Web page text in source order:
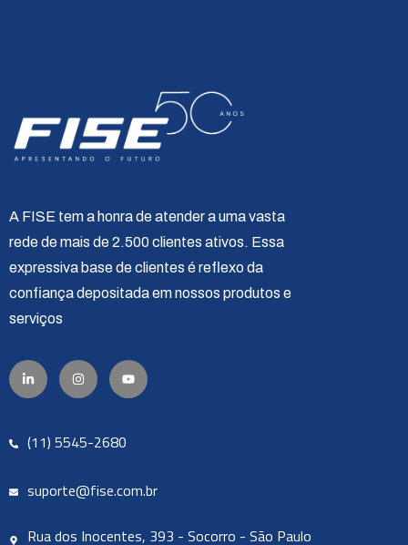
A FISE tem a honra de atender a uma vasta
rede de mais de 2.500 clientes ativos. Essa
expressiva base de clientes é reflexo da
confiança depositada em nossos produtos e
serviços
(11) 5545-2680
suporte@fise.com.br
Rua dos Inocentes, 393 - Socorro - São Paulo